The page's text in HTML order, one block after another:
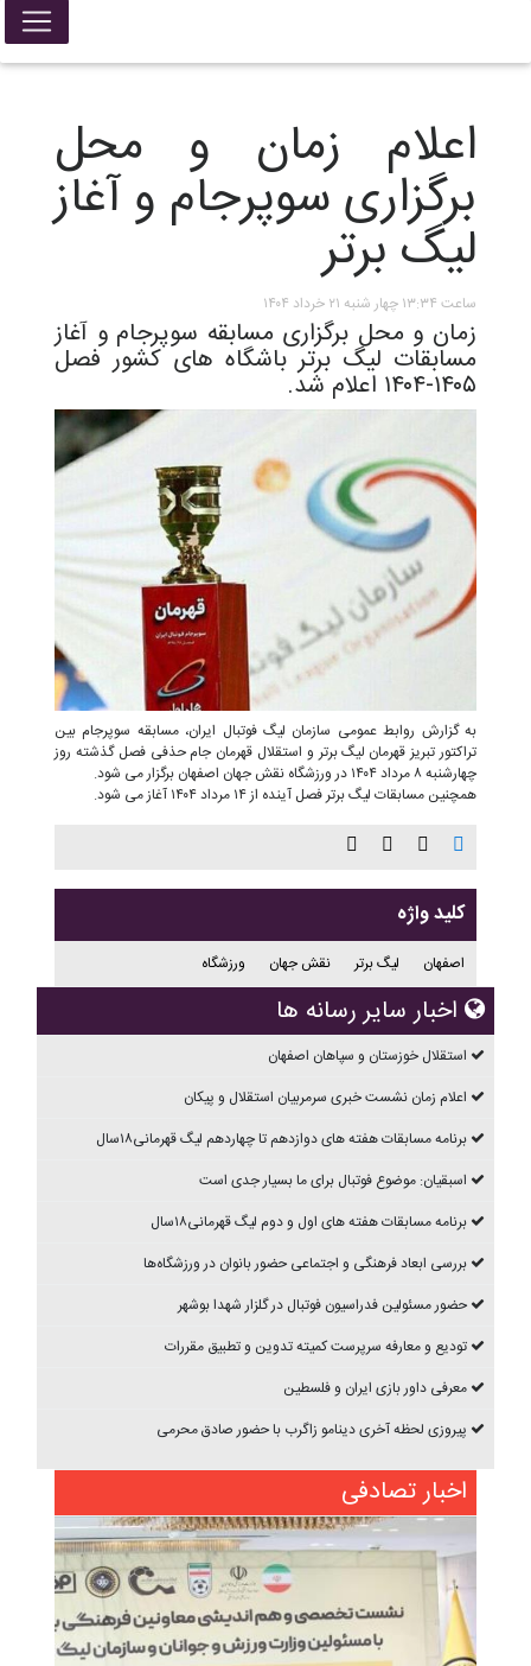
اعلام زمان و محل
برگزاری سوپرجام و آغاز
لیگ برتر
ساعت ۱۳:۳۴ چهار شنبه ۲۱ خرداد ۱۴۰۴
زمان و محل برگزاری مسابقه سوپرجام و آغاز
مسابقات لیگ برتر باشگاه های کشور فصل
۱۴۰۵-۱۴۰۴ اعلام شد.
به گزارش روابط عمومی سازمان لیگ فوتبال ایران، مسابقه سوپرجام بین
تراکتور تبریز قهرمان لیگ برتر و استقلال قهرمان جام حذفی فصل گذشته روز
چهارشنبه ۸ مرداد ۱۴۰۴ در ورزشگاه نقش جهان اصفهان برگزار می شود.
همچنین مسابقات لیگ برتر فصل آینده از ۱۴ مرداد ۱۴۰۴ آغاز می شود.
کلید واژه
اصفهان لیگ برتر نقش جهان ورزشگاه
اخبار سایر رسانه ها
استقلال خوزستان و سپاهان اصفهان
اعلام زمان نشست خبری سرمربیان استقلال و پیکان
برنامه مسابقات هفته های دوازدهم تا چهاردهم ليگ قهرمانی۱۸سال
اسبقیان: موضوع فوتبال برای ما بسیار جدی است
برنامه مسابقات هفته های اول و دوم ليگ قهرمانی۱۸سال
بررسی ابعاد فرهنگی و اجتماعی حضور بانوان در ورزشگاه‌ها
حضور مسئولین فدراسیون فوتبال در گلزار شهدا بوشهر
تودیع و معارفه سرپرست کمیته تدوین و تطبیق مقررات
معرفی داور بازی ایران و فلسطین
پیروزی لحظه آخری دینامو زاگرب با حضور صادق محرمی
اخبار تصادفی